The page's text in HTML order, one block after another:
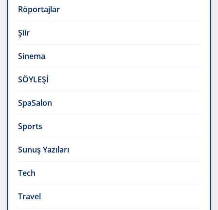
Röportajlar
Şiir
Sinema
SÖYLEŞİ
SpaSalon
Sports
Sunuş Yazıları
Tech
Travel